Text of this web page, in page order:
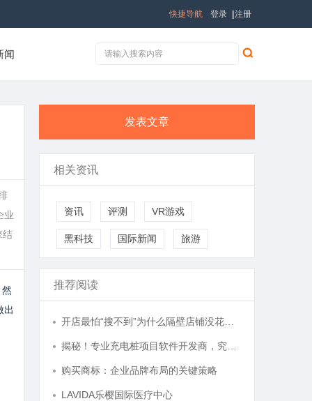
登录 注册
快捷导航
闻
业
结
出
发表文章
相关资讯
资讯 评测 VR游戏
黑科技 国际新闻 旅游
推荐阅读
购买商标：企业品牌布局的关键策略
LAVIDA乐樱国际医疗中心